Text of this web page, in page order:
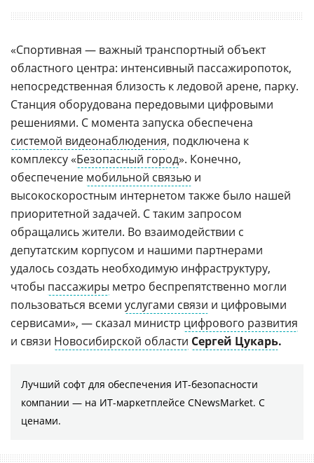
«Спортивная — важный транспортный объект
областного центра: интенсивный пассажиропоток,
непосредственная близость к ледовой арене, парку.
Станция оборудована передовыми цифровыми
решениями. С момента запуска обеспечена
системой видеонаблюдения, подключена к
комплексу «Безопасный город». Конечно,
обеспечение мобильной связью и
высокоскоростным интернетом также было нашей
приоритетной задачей. С таким запросом
обращались жители. Во взаимодействии с
депутатским корпусом и нашими партнерами
удалось создать необходимую инфраструктуру,
чтобы пассажиры метро беспрепятственно могли
пользоваться всеми услугами связи и цифровыми
сервисами», — сказал министр цифрового развития
и связи Новосибирской области Сергей Цукарь.
Лучший софт для обеспечения ИТ-безопасности
компании ― на ИТ-маркетплейсе CNewsMarket. С
ценами.